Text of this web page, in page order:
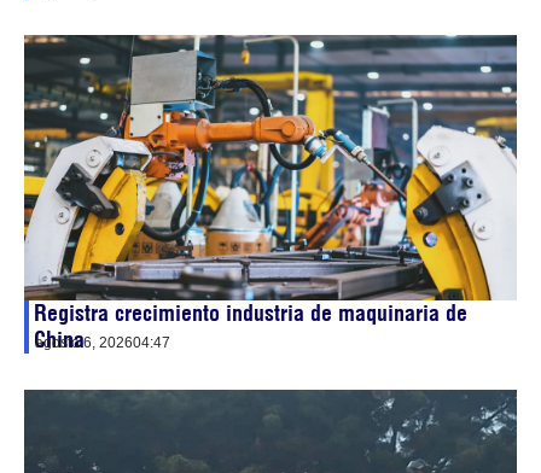
Registra crecimiento industria de maquinaria de
China
agosto 6, 202604:47